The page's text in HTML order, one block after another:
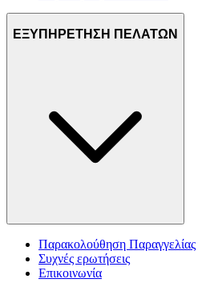
ΕΞΥΠΗΡΕΤΗΣΗ ΠΕΛΑΤΩΝ
Παρακολούθηση Παραγγελίας
Συχνές ερωτήσεις
Επικοινωνία